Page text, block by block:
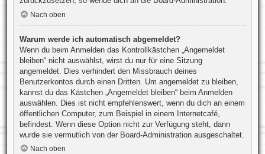
Nach oben
Warum werde ich automatisch abgemeldet?
Wenn du beim Anmelden das Kontrollkästchen „Angemeldet
bleiben“ nicht auswählst, wirst du nur für eine Sitzung
angemeldet. Dies verhindert den Missbrauch deines
Benutzerkontos durch einen Dritten. Um angemeldet zu bleiben,
kannst du das Kästchen „Angemeldet bleiben“ beim Anmelden
auswählen. Dies ist nicht empfehlenswert, wenn du dich an einem
öffentlichen Computer, zum Beispiel in einem Internetcafé,
befindest. Wenn diese Option nicht zur Verfügung steht, dann
wurde sie vermutlich von der Board-Administration ausgeschaltet.
Nach oben